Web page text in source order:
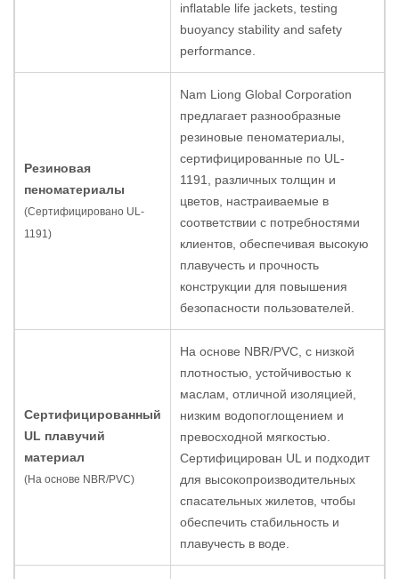
inflatable life jackets, testing
buoyancy stability and safety
performance.
Резиновая
пеноматериалы
(Сертифицировано UL-
1191)
Nam Liong Global Corporation
предлагает разнообразные
резиновые пеноматериалы,
сертифицированные по UL-
1191, различных толщин и
цветов, настраиваемые в
соответствии с потребностями
клиентов, обеспечивая высокую
плавучесть и прочность
конструкции для повышения
безопасности пользователей.
Сертифицированный
UL плавучий
материал
(На основе NBR/PVC)
На основе NBR/PVC, с низкой
плотностью, устойчивостью к
маслам, отличной изоляцией,
низким водопоглощением и
превосходной мягкостью.
Сертифицирован UL и подходит
для высокопроизводительных
спасательных жилетов, чтобы
обеспечить стабильность и
плавучесть в воде.